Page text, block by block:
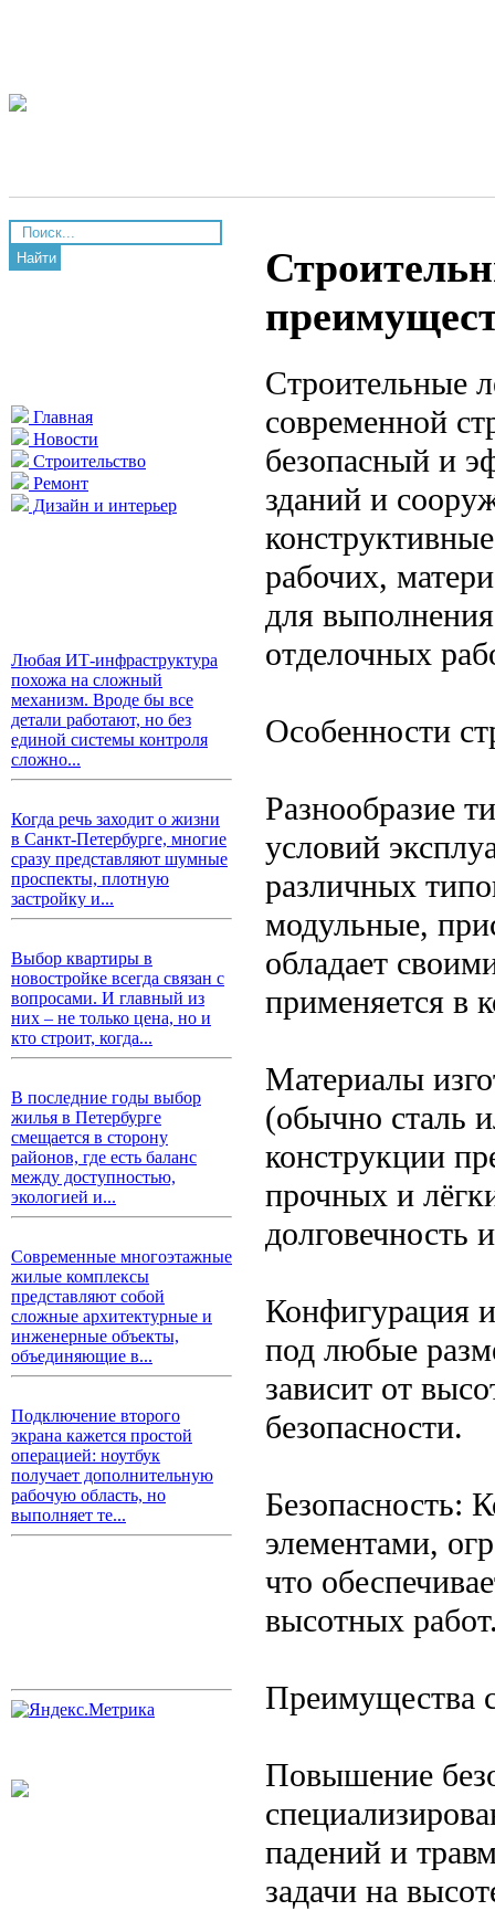
Найти
Главная
Новости
Строительство
Ремонт
Дизайн и интерьер
Любая ИТ-инфраструктура
похожа на сложный
механизм. Вроде бы все
детали работают, но без
единой системы контроля
сложно...
Когда речь заходит о жизни
в Санкт-Петербурге, многие
сразу представляют шумные
проспекты, плотную
застройку и...
Выбор квартиры в
новостройке всегда связан с
вопросами. И главный из
них – не только цена, но и
кто строит, когда...
В последние годы выбор
жилья в Петербурге
смещается в сторону
районов, где есть баланс
между доступностью,
экологией и...
Современные многоэтажные
жилые комплексы
представляют собой
сложные архитектурные и
инженерные объекты,
объединяющие в...
Подключение второго
экрана кажется простой
операцией: ноутбук
получает дополнительную
рабочую область, но
выполняет те...
Строительные
современной
безопасный и
зданий и
рабочих,
для
отделочных
Особенности
Разнообразие
условий
различных
модульные,
обладает
применяется в
Материалы
(обычно сталь
конструкции
прочных и
долговечность
Конфигурация
под любые
зависит от
безопасности.
Безопасность:
элементами,
что
высотных
Преимущества
Повышение
падений и
задачи на